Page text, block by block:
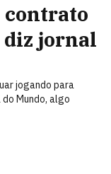
diz jornal
jogando para
Mundo, algo